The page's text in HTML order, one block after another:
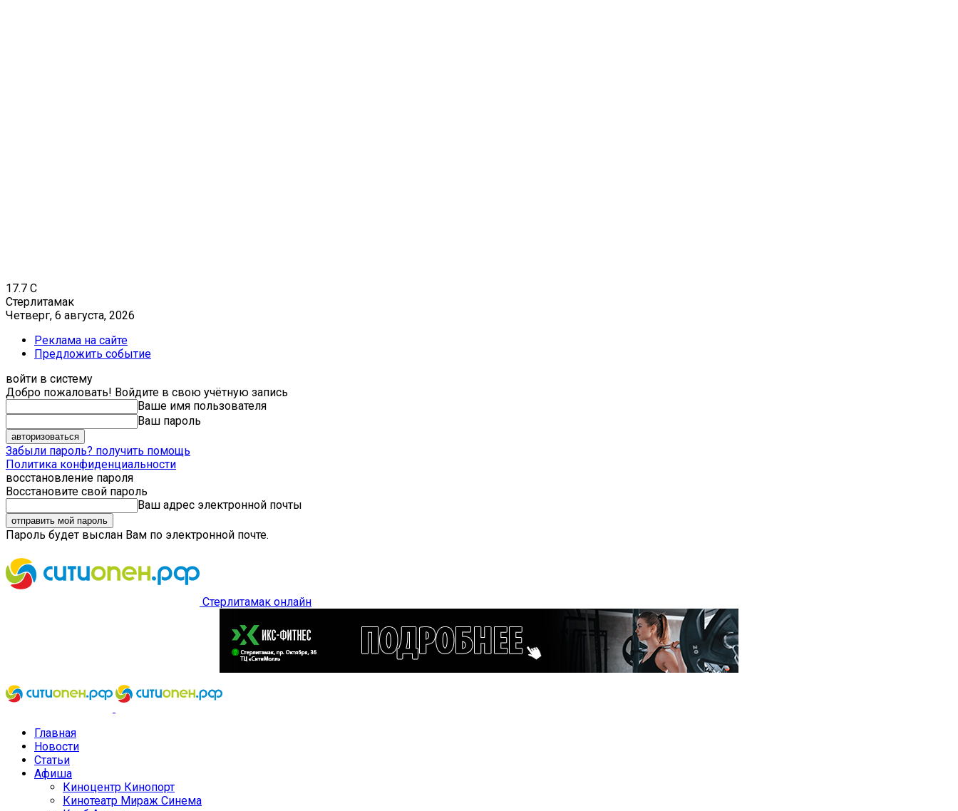
17.7 C
Стерлитамак
Четверг, 6 августа, 2026
Реклама на сайте
Предложить событие
войти в систему
Добро пожаловать! Войдите в свою учётную запись
Ваше имя пользователя
Ваш пароль
Забыли пароль? получить помощь
Политика конфиденциальности
восстановление пароля
Восстановите свой пароль
Ваш адрес электронной почты
Пароль будет выслан Вам по электронной почте.
Стерлитамак онлайн
Главная
Новости
Статьи
Афиша
Киноцентр Кинопорт
Кинотеатр Мираж Синема